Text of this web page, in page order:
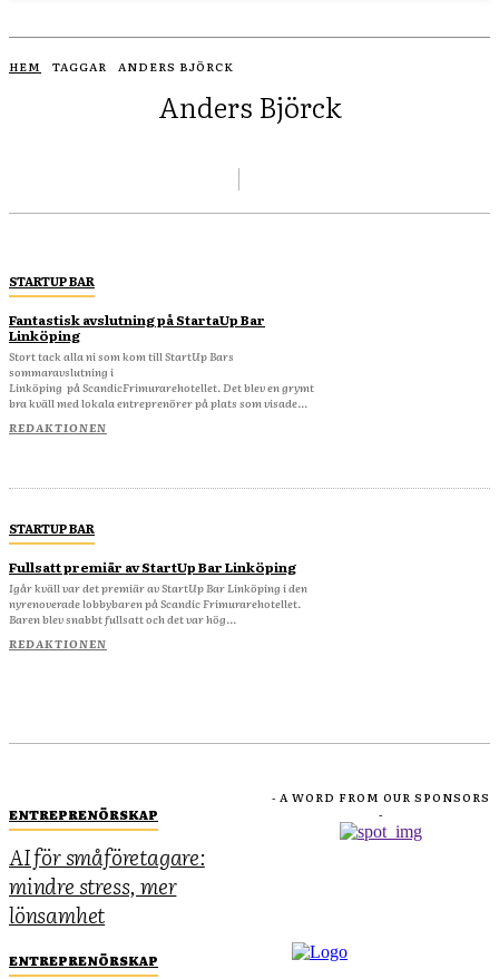
HEM TAGGAR ANDERS BJÖRCK
Anders Björck
STARTUP BAR
Fantastisk avslutning på StartaUp Bar
Linköping
Stort tack alla ni som kom till StartUp Bars
sommaravslutning i
Linköping på ScandicFrimurarehotellet. Det blev en grymt
bra kväll med lokala entreprenörer på plats som visade...
REDAKTIONEN
STARTUP BAR
Fullsatt premiär av StartUp Bar Linköping
Igår kväll var det premiär av StartUp Bar Linköping i den
nyrenoverade lobbybaren på Scandic Frimurarehotellet.
Baren blev snabbt fullsatt och det var hög...
REDAKTIONEN
ENTREPRENÖRSKAP
AI för småföretagare:
mindre stress, mer
lönsamhet
ENTREPRENÖRSKAP
- A WORD FROM OUR SPONSORS
-